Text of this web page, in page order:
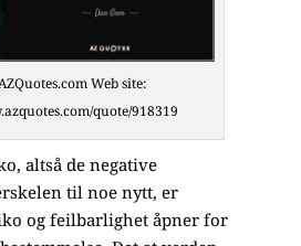
Web site:
quote/918319
altså de negative
til noe nytt, er
og feilbarlighet åpner for